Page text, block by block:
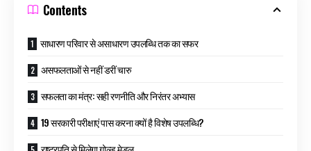
Contents
साधारण परिवार से असाधारण उपलब्धि तक का सफर
असफलताओं से नहीं डरीं चारु
सफलता का मंत्र: सही रणनीति और निरंतर अभ्यास
19 सरकारी परीक्षाएं पास करना क्यों है विशेष उपलब्धि?